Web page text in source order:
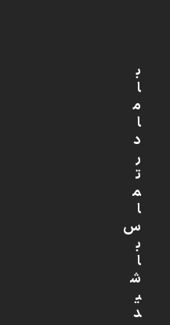
ب
ا
م
ا
د
ر
ت
م
ا
س
ب
ا
ش
ی
د